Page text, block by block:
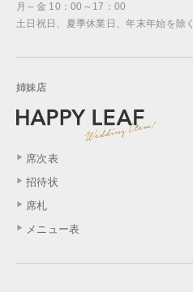
月～金 10：00～17：00
土日祝日、夏季休業日、年末年始を除く
姉妹店
席次表
招待状
席札
メニュー表